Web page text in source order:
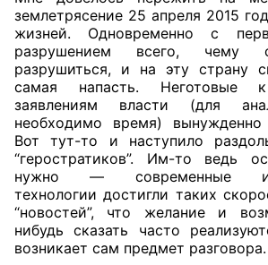
землетрясение 25 апреля 2015
жизней. Одновременно с
разрушением всего, чему
разрушиться, и на эту страну
самая напасть. Неготовые
заявлениям власти (для
необходимо время) вынужденно
Вот тут-то и наступило
“геростратиков”. Им-то ведь
нужно — современные
технологии достигли таких
“новостей”, что желание и
нибудь сказать часто
возникает сам предмет разговора.